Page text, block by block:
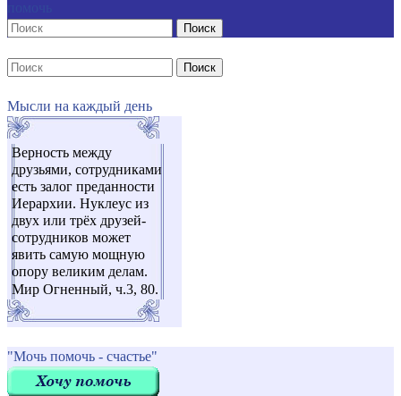
Поиск
Поиск
Мысли на каждый день
Верность между
друзьями, сотрудниками
есть залог преданности
Иерархии. Нуклеус из
двух или трёх друзей-
сотрудников может
явить самую мощную
опору великим делам.
Мир Огненный, ч.3, 80.
"Мочь помочь - счастье"